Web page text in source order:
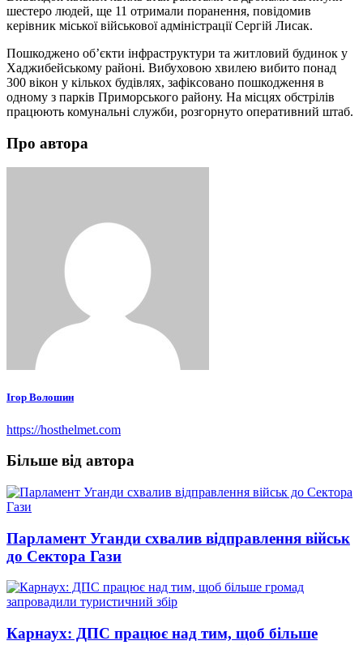
шестеро людей, ще 11 отримали поранення, повідомив
керівник міської військової адміністрації Сергій Лисак.
Пошкоджено об’єкти інфраструктури та житловий будинок у
Хаджибейському районі. Вибуховою хвилею вибито понад
300 вікон у кількох будівлях, зафіксовано пошкодження в
одному з парків Приморського району. На місцях обстрілів
працюють комунальні служби, розгорнуто оперативний штаб.
Про автора
Ігор Волошин
https://hosthelmet.com
Більше від автора
Парламент Уганди схвалив відправлення військ
до Сектора Гази
Карнаух: ДПС працює над тим, щоб більше